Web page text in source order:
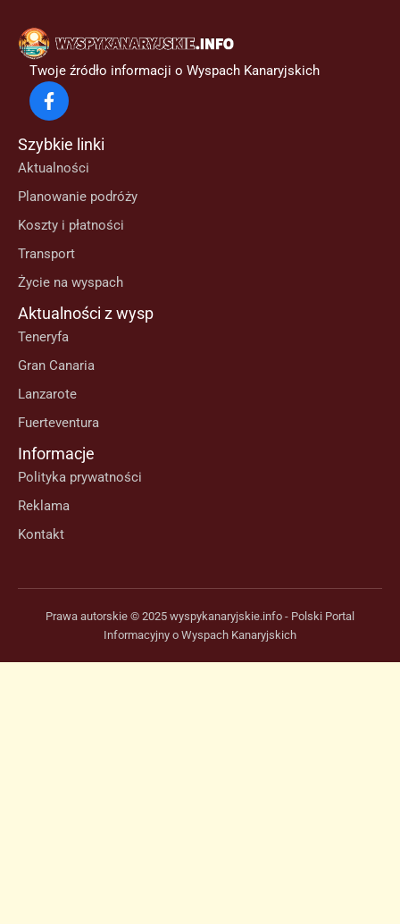
Twoje źródło informacji o Wyspach Kanaryjskich
Szybkie linki
Aktualności
Planowanie podróży
Koszty i płatności
Transport
Życie na wyspach
Aktualności z wysp
Teneryfa
Gran Canaria
Lanzarote
Fuerteventura
Informacje
Polityka prywatności
Reklama
Kontakt
Prawa autorskie © 2025 wyspykanaryjskie.info - Polski Portal
Informacyjny o Wyspach Kanaryjskich